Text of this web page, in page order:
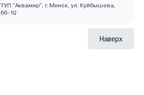
ТУП "Аквамир", г. Минск, ул. Куйбышева,
66-10
Наверх